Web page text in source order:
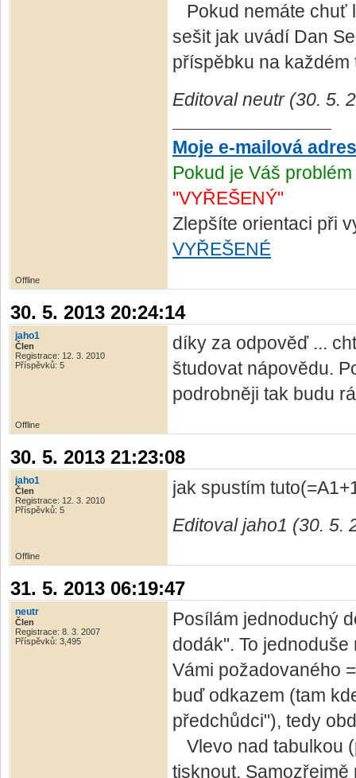
Pokud nemáte chuť
sešit jak uvádí Dan
příspěbku na každém
Editoval neutr (30. 5.
Moje e-mailová
Pokud je Váš
"VYŘEŠENÝ"
Zlepšíte orientaci při
VYŘEŠENÉ
Offline
30. 5. 2013 20:24:14
jaho1
Člen
Registrace: 12. 3. 2010
Příspěvků: 5
díky za odpověď ...
študovat nápovědu.
podrobněji tak budu
Offline
30. 5. 2013 21:23:08
jaho1
Člen
Registrace: 12. 3. 2010
Příspěvků: 5
jak spustím
Editoval jaho1 (30. 5.
Offline
31. 5. 2013 06:19:47
neutr
Člen
Registrace: 8. 3. 2007
Příspěvků: 3,495
Posílám jednoduchý
dodák". To
Vámi požadovaného
buď odkazem (tam
předchůdci"), tedy
Vlevo nad tabulkou
tisknout.